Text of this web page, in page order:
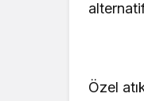
Özel